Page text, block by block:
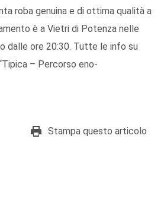
roba genuina e di ottima qualità a
è a Vietri di Potenza nelle
dalle ore 20:30. Tutte le info su
– Percorso eno-
Stampa questo articolo